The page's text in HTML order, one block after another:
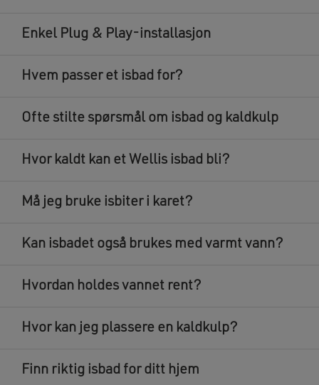
Enkel Plug & Play-installasjon
Hvem passer et isbad for?
Ofte stilte spørsmål om isbad og kaldkulp
Hvor kaldt kan et Wellis isbad bli?
Må jeg bruke isbiter i karet?
Kan isbadet også brukes med varmt vann?
Hvordan holdes vannet rent?
Hvor kan jeg plassere en kaldkulp?
Finn riktig isbad for ditt hjem